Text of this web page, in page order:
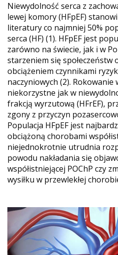
Niewydolność serca z
lewej komory (HFpEF)
literatury co najmniej 50%
serca (HF) (1). HFpEF jest
zarówno na świecie, jak i w
starzeniem się społeczeństw
obciążeniem czynnikami
naczyniowych (2). Rokowanie
niekorzystne jak w
frakcją wyrzutową (HFrEF),
zgony z przyczyn
Populacja HFpEF jest
obciążoną chorobami
niejednokrotnie utrudnia
powodu nakładania się
współistniejącej POChP czy
wysiłku w przewlekłej